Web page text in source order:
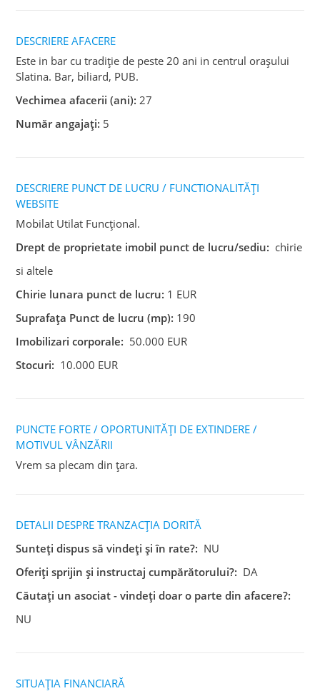
DESCRIERE AFACERE
Este in bar cu tradiție de peste 20 ani in centrul orașului
Slatina. Bar, biliard, PUB.
Vechimea afacerii (ani): 27
Număr angajați: 5
DESCRIERE PUNCT DE LUCRU / FUNCTIONALITĂȚI
WEBSITE
Mobilat Utilat Funcțional.
Drept de proprietate imobil punct de lucru/sediu: chirie
si altele
Chirie lunara punct de lucru: 1 EUR
Suprafața Punct de lucru (mp): 190
Imobilizari corporale: 50.000 EUR
Stocuri: 10.000 EUR
PUNCTE FORTE / OPORTUNITĂȚI DE EXTINDERE /
MOTIVUL VÂNZĂRII
Vrem sa plecam din țara.
DETALII DESPRE TRANZACȚIA DORITĂ
Sunteți dispus să vindeți și în rate?: NU
Oferiți sprijin și instructaj cumpărătorului?: DA
Căutați un asociat - vindeți doar o parte din afacere?:
NU
SITUAȚIA FINANCIARĂ